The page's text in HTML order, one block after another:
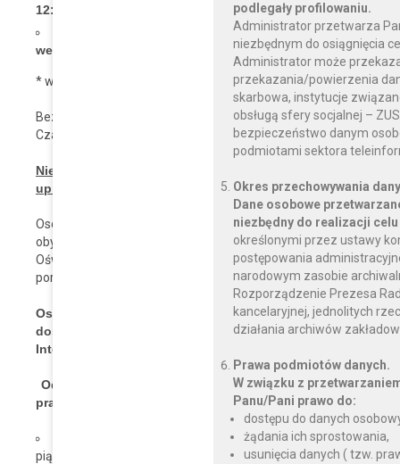
12:00 do 16:00
Sokolniki, ul. Parkowa1 (budynek Gminnego
we wtorki w godzinach od 12:00 do 16:00
* w Sokolnikach świadczona będzie nieodpłtna pomoc prawna
Bezpośrednio porad będą udzielali: radca prawny Aleksy
Czastarach, Galewicach i Łubnicach oraz doradca obywatelski
Nieodpłatna pomoc prawna i nieodpłatne
uprawnionej, która nie jest w stanie ponieść kosztów
Osoba uprawniona, przed uzyskaniem nieodpłatnej
obywatelskiego, składa pisemne oświadczenie, że nie jest w
Oświadczenie składa się osobie udzielającej nieodpłatnej
poradnictwo obywatelskie.
Osoby, które ze względu na niepełnosprawność ruchową
doświadczające trudności w komunikowaniu się
Internet.
Od 1 stycznia 2019r. istnieje możliwość telefonicznego
prawnych. Zgłoszeń należy dokonać telefonicznie
porady świadczone w Wieruszowie -w poniedziałki w
piątki w godzinach 7:30 – 11:30 pod numerem telefonu 62 78 13
podlegały profilowaniu.
Administrator przetwarza
niezbędnym do osiągnięcia
Administrator może
przekazania/powierzenia
skarbowa, instytucje
obsługą sfery socjalnej –
bezpieczeństwo danym
podmiotami sektora
Okres przechowywania
Dane osobowe
niezbędny do realizacji
określonymi przez ustawy
postępowania
narodowym zasobie
Rozporządzenie Prezesa
kancelaryjnej, jednolitych
działania archiwów
Prawa podmiotów danych.
W związku z
Panu/Pani prawo do:
dostępu do danych
żądania ich sprostowania,
usunięcia danych ( tzw.